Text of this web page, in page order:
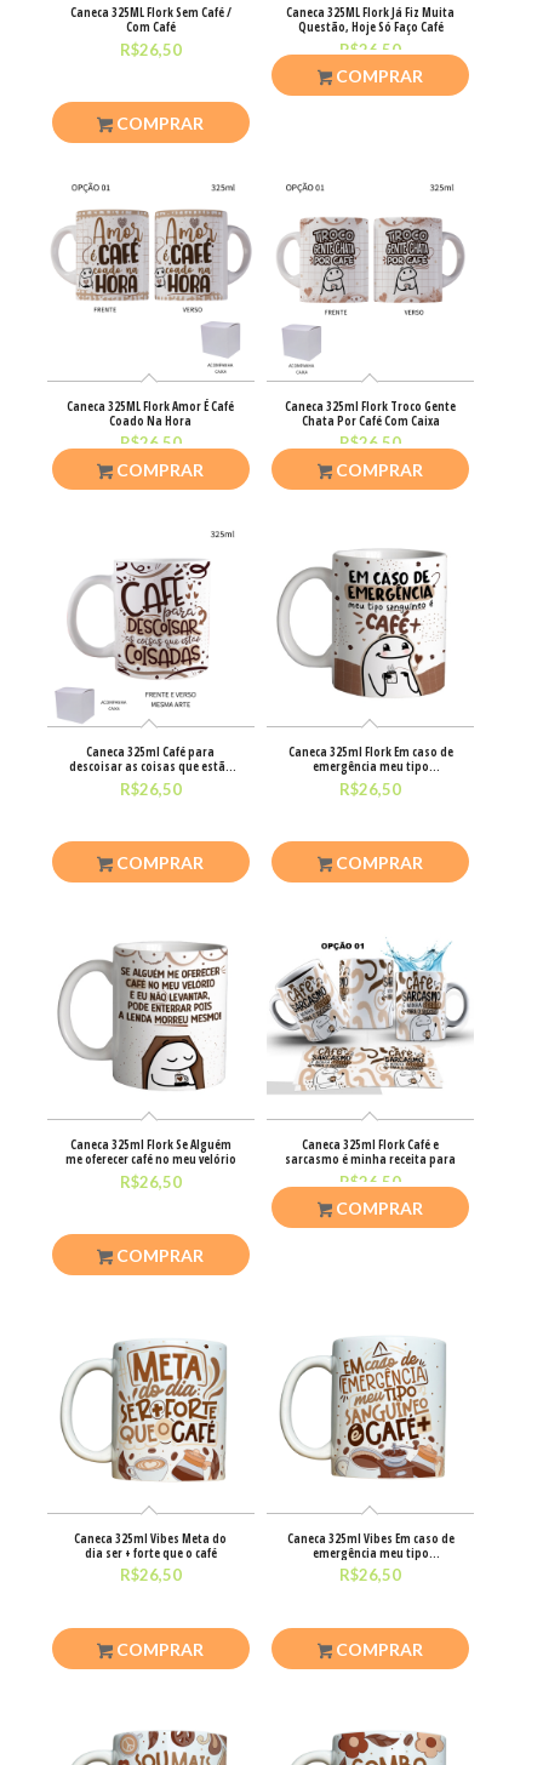
Caneca 325ML Flork Sem Café /
Com Café
R$26,50
COMPRAR
Caneca 325ML Flork Já Fiz Muita
Questão, Hoje Só Faço Café
R$26,50
COMPRAR
Caneca 325ML Flork Amor É Café
Coado Na Hora
R$26,50
COMPRAR
Caneca 325ml Flork Troco Gente
Chata Por Café Com Caixa
R$26,50
COMPRAR
Caneca 325ml Café para
descoisar as coisas que estão
coisada
R$26,50
COMPRAR
Caneca 325ml Flork Em caso de
emergência meu tipo
sanguíneo
R$26,50
COMPRAR
Caneca 325ml Flork Se Alguém
me oferecer café no meu velório
R$26,50
COMPRAR
Caneca 325ml Flork Café e
sarcasmo é minha receita para
R$26,50
COMPRAR
Caneca 325ml Vibes Meta do
dia ser + forte que o café
R$26,50
COMPRAR
Caneca 325ml Vibes Em caso de
emergência meu tipo
sanguíneo
R$26,50
COMPRAR